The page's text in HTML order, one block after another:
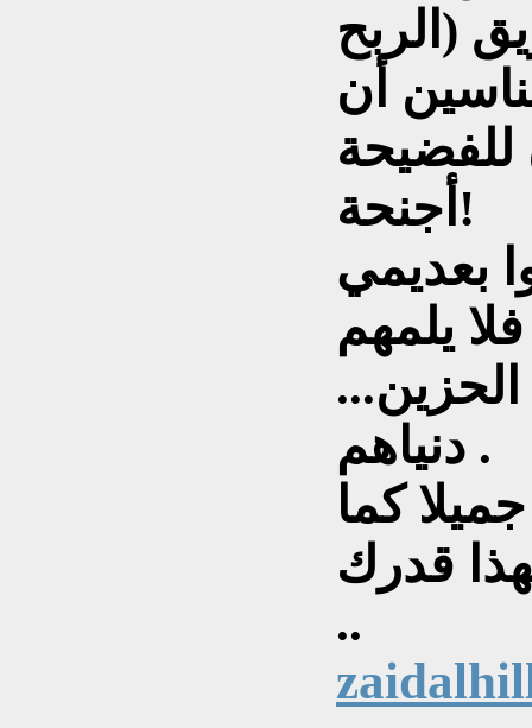
(الربح
أن
للفضيحة
أجنحة!
بعديمي
يلمهم
الحزين...
دنياهم .
كما
قدرك
..